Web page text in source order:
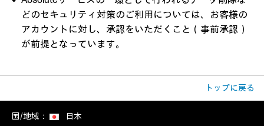
どのセキュリティ対策のご利用については、お客様の
アカウントに対し、承認をいただくこと（事前承認）
が前提となっています。
トップに戻る
国/地域： 日本